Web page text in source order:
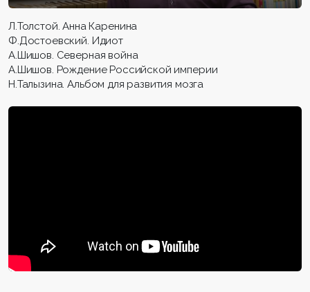
Л.Толстой. Анна Каренина
Ф.Достоевский. Идиот
А.Шишов. Северная война
А.Шишов. Рождение Российской империи
Н.Талызина. Альбом для развития мозга